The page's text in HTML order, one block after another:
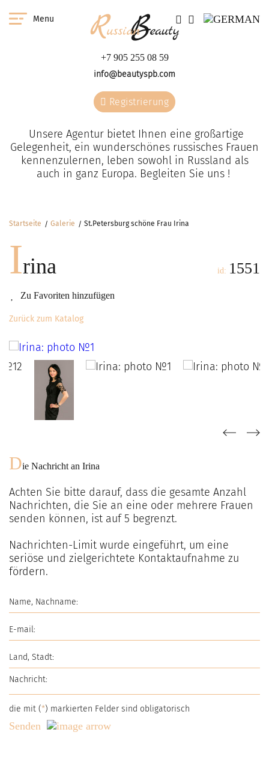
Menu
+7 905 255 08 59
info@beautyspb.com
Registrierung
Unsere Agentur bietet Ihnen eine großartige
Gelegenheit, ein wunderschönes russisches Frauen
kennenzulernen, leben sowohl in Russland als
auch in ganz Europa. Begleiten Sie uns !
Startseite Galerie St.Petersburg schöne Frau Irina
Irina
Zu Favoriten hinzufügen
id: 1551
Zurück zum Katalog
Die Nachricht an Irina
Achten Sie bitte darauf, dass die gesamte Anzahl
Nachrichten, die Sie an eine oder mehrere Frauen
senden können, ist auf5 begrenzt.
Nachrichten-Limit wurde eingeführt, um eine
seriöse und zielgerichtete Kontaktaufnahme zu
fördern.
die mit (*) markierten Felder sind obligatorisch
Senden